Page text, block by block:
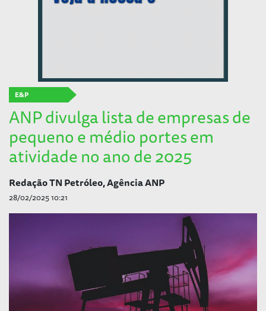
E&P
ANP divulga lista de empresas de
pequeno e médio portes em
atividade no ano de 2025
Redação TN Petróleo, Agência ANP
28/02/2025 10:21